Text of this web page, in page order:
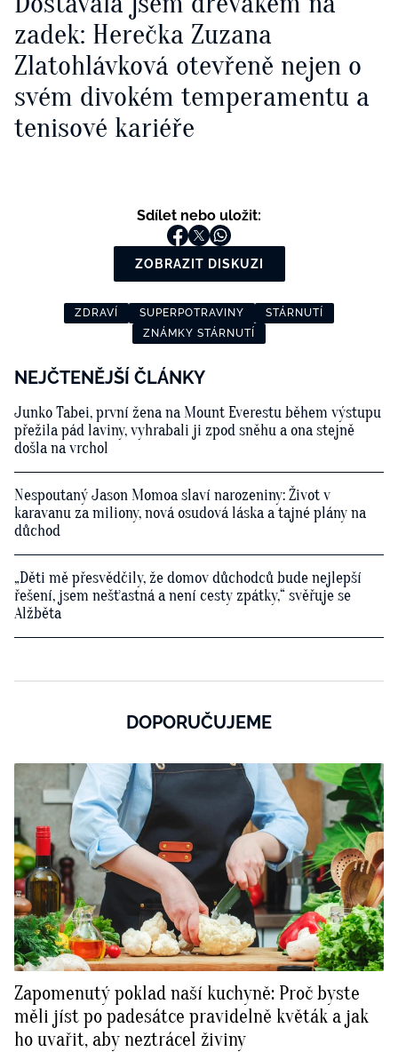
zadek: Herečka Zuzana
Zlatohlávková otevřeně nejen o
svém divokém temperamentu a
tenisové kariéře
Sdílet nebo uložit:
ZOBRAZIT DISKUZI
ZDRAVÍ SUPERPOTRAVINY
STÁRNUTÍ
ZNÁMKY STÁRNUTÍ
NEJČTENĚJŠÍ ČLÁNKY
Junko Tabei, první žena na Mount Everestu během výstupu
přežila pád laviny, vyhrabali ji zpod sněhu a ona stejně
došla na vrchol
Nespoutaný Jason Momoa slaví narozeniny: Život v
karavanu za miliony, nová osudová láska a tajné plány na
důchod
„Děti mě přesvědčily, že domov důchodců bude nejlepší
řešení, jsem nešťastná a není cesty zpátky,“ svěřuje se
Alžběta
DOPORUČUJEME
Zapomenutý poklad naší kuchyně: Proč byste
měli jíst po padesátce pravidelně květák a jak
ho uvařit, aby neztrácel živiny